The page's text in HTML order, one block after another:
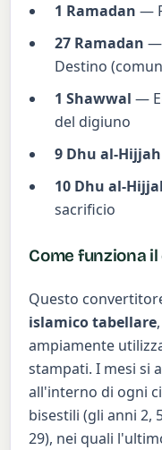
1 Ramadan —
27 Ramadan —
Destino
1 Shawwal —
del digiuno
9 Dhu al-Hijjah
10 Dhu al-
sacrificio
Come funziona
Questo
islamico tabellare
ampiamente
stampati. I mesi si
all'interno di ogni
bisestili (gli anni 2,
29), nei quali